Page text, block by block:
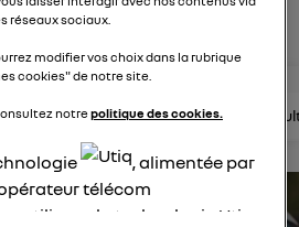
rejoignez
consultez la brochure
réseaux sociaux.
modifier vos choix dans la rubrique
cookies" de notre site.
notrepolitique des cookies.
, alimentée par
télécom
utilisons la technologie Utiq